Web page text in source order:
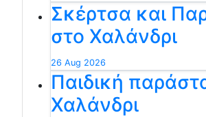
Σκέρτσα και
στο Χαλάνδρι
26 Aug 2026
Παιδική
Χαλάνδρι